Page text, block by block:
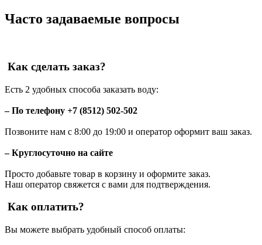
Часто задаваемые вопросы
Как сделать заказ?
Есть 2 удобных способа заказать воду:
– По телефону +7 (8512) 502-502
Позвоните нам с 8:00 до 19:00 и оператор оформит ваш заказ.
– Круглосуточно на сайте
Просто добавьте товар в корзину и оформите заказ.
Наш оператор свяжется с вами для подтверждения.
Как оплатить?
Вы можете выбрать удобный способ оплаты: